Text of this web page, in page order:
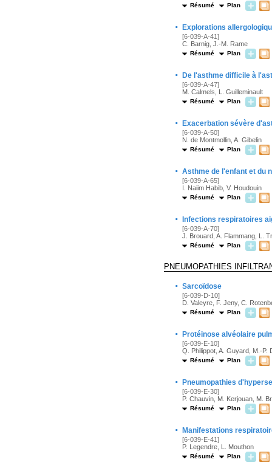
Résumé Plan
· Explorations
[6-039-A-41]
C. Barnig, J.-M. Rame
Résumé Plan
· De l'asthme difficile à
[6-039-A-47]
M. Calmels, L. Guilleminault
Résumé Plan
· Exacerbation sévère
[6-039-A-50]
N. de Montmollin, A. Gibelin
Résumé Plan
· Asthme de l'enfant et du
[6-039-A-65]
I. Naiim Habib, V. Houdouin
Résumé Plan
· Infections respiratoires
[6-039-A-70]
J. Brouard, A. Flammang, L.
Résumé Plan
PNEUMOPATHIES
· Sarcoïdose
[6-039-D-10]
D. Valeyre, F. Jeny, C.
Résumé Plan
· Protéinose alvéolaire
[6-039-E-10]
Q. Philippot, A. Guyard, M.-P.
Résumé Plan
· Pneumopathies
[6-039-E-30]
P. Chauvin, M. Kerjouan, M.
Résumé Plan
· Manifestations
[6-039-E-41]
P. Legendre, L. Mouthon
Résumé Plan